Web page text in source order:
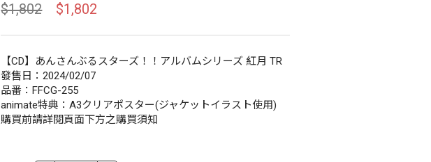
$1,802 $1,802
【CD】あんさんぶるスターズ！！アルバムシリーズ 紅月 TR
發售日：2024/02/07
品番：FFCG-255
animate特典：A3クリアポスター(ジャケットイラスト使用)
購買前請詳閱頁面下方之購買須知